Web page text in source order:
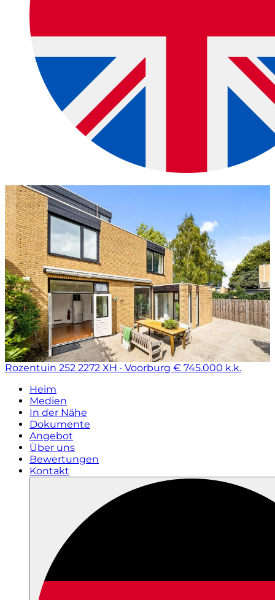
Rozentuin 252 2272 XH · Voorburg € 745.000 k.k.
Heim
Medien
In der Nähe
Dokumente
Angebot
Über uns
Bewertungen
Kontakt